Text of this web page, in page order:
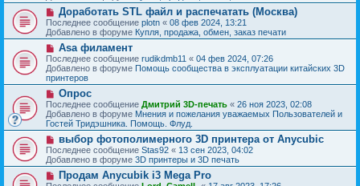
е
о
б
щ
е
и
е
о
е
с
о
о
б
щ
е
н
и
е
Н
о
в
о
е
с
о
о
б
щ
е
н
и
Доработать STL файл и распечатать (Москва)
Последнее сообщение plotn « 08 фев 2024, 13:21
Добавлено в форуме Купля, продажа, обмен, заказ печати
Н
о
в
о
е
с
о
о
б
щ
е
н
и
е
Asa филамент
Последнее сообщение rudikdmb11 « 04 фев 2024, 07:26
Добавлено в форуме Помощь сообщества в эксплуатации китайских 3D
принтеров
Н
о
в
о
е
с
о
о
б
щ
Опрос
Последнее сообщение Дмитрий 3D-печать « 26 ноя 2023, 02:08
Добавлено в форуме Мнения и пожелания уважаемых Пользователей и
Гостей Тридэшника. Помощь. Флуд.
Н
о
в
о
выбор фотополимерного 3D принтера от Anycubic
Последнее сообщение Stas92 « 13 сен 2023, 04:02
Добавлено в форуме 3D принтеры и 3D печать
Н
о
Продам Anycubik i3 Mega Pro